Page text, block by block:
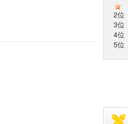
2位
3位
4位
5位